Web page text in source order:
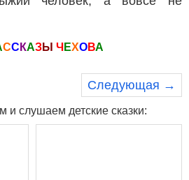
СС КАЗЫ Ч ЕХОВА
Следующая →
и слушаем детские сказки: